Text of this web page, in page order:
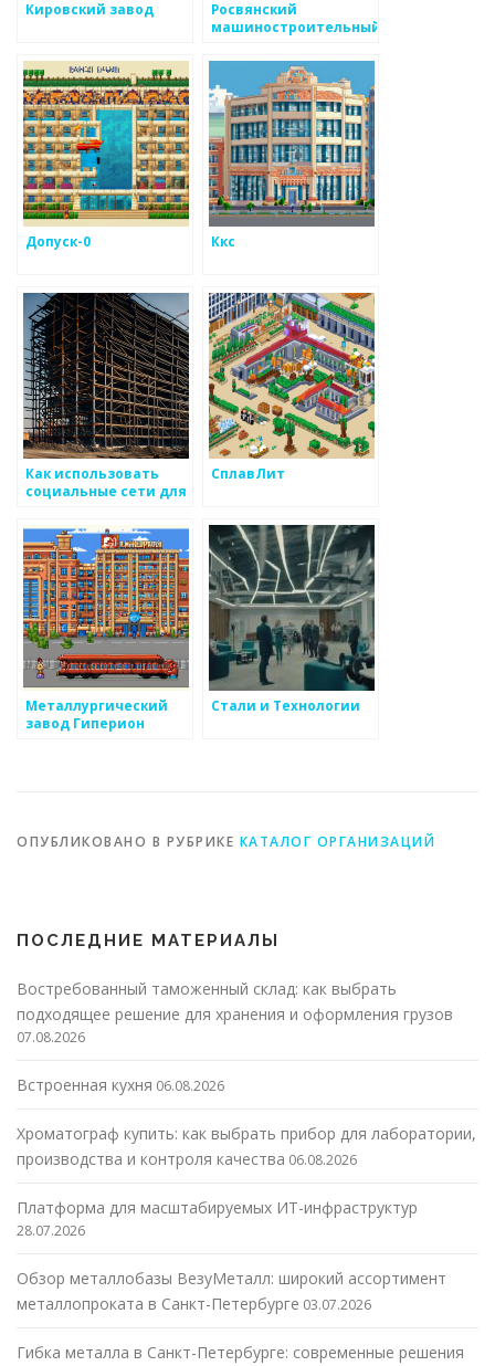
Кировский завод
Росвянский
машиностроительный
Допуск-0 Ккс
Как использовать
социальные сети для
металоизделий
СплавЛит
Металлургический
завод Гиперион
Стали и Технологии
ОПУБЛИКОВАНО В РУБРИКЕ КАТАЛОГ ОРГАНИЗАЦИЙ
ПОСЛЕДНИЕ МАТЕРИАЛЫ
Востребованный таможенный склад: как выбрать
подходящее решение для хранения и оформления грузов
07.08.2026
Встроенная кухня 06.08.2026
Хроматограф купить: как выбрать прибор для лаборатории,
производства и контроля качества 06.08.2026
Платформа для масштабируемых ИТ-инфраструктур
28.07.2026
Обзор металлобазы ВезуМеталл: широкий ассортимент
металлопроката в Санкт-Петербурге 03.07.2026
Гибка металла в Санкт-Петербурге: современные решения